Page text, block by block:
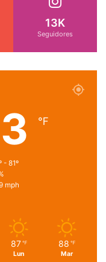
13K
Seguidores
℉
- 81º
mph
87 ℉
Lun
88 ℉
Mar